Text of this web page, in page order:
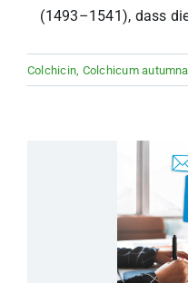
(1493–1541), dass
Colchicin Colchicum